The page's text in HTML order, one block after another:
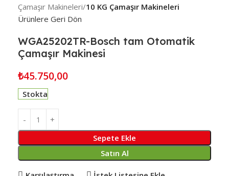
Çamaşır Makineleri 10 KG Çamaşır Makineleri
Ürünlere Geri Dön
WGA25202TR-Bosch tam Otomatik
Çamaşır Makinesi
₺45.750,00
Stokta
Sepete Ekle
Satın Al